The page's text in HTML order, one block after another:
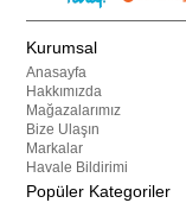
Kurumsal
Anasayfa
Hakkımızda
Mağazalarımız
Bize Ulaşın
Markalar
Havale Bildirimi
Popüler Kategoriler